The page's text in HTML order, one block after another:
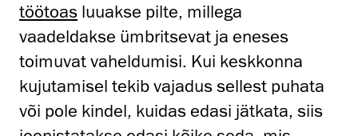
töötoas luuakse pilte, millega
vaadeldakse ümbritsevat ja eneses
toimuvat vaheldumisi. Kui keskkonna
kujutamisel tekib vajadus sellest puhata
või pole kindel, kuidas edasi jätkata, siis